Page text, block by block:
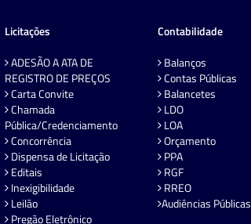
Licitações
ADESÃO A ATA DE
REGISTRO DE PREÇOS
Carta Convite
Chamada
Pública/Credenciamento
Concorrência
Dispensa de Licitação
Editais
Inexigibilidade
Leilão
Pregão Eletrônico
Contabilidade
Balanços
Contas Públicas
Balancetes
LDO
LOA
Orçamento
PPA
RGF
RREO
Audiências Públicas